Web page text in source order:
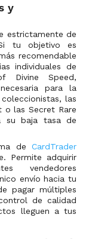
y
estrictamente de
tu objetivo es
recomendable
individuales de
Divine Speed,
para la
las
o las Secret Rare
su baja tasa de
de CardTrader
Permite adquirir
vendedores
envío hacia tu
pagar múltiples
de calidad
lleguen a tus